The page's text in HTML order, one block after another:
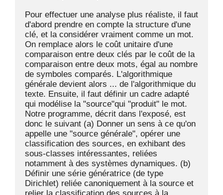
Pour effectuer une analyse plus réaliste, il faut
d'abord prendre en compte la structure d'une
clé, et la considérer vraiment comme un mot.
On remplace alors le coût unitaire d'une
comparaison entre deux clés par le coût de la
comparaison entre deux mots, égal au nombre
de symboles comparés. L'algorithmique
générale devient alors ... de l'algorithmique du
texte. Ensuite, il faut définir un cadre adapté
qui modélise la "source"qui "produit" le mot.
Notre programme, décrit dans l'exposé, est
donc le suivant (a) Donner un sens à ce qu'on
appelle une "source générale", opérer une
classification des sources, en exhibant des
sous-classes intéressantes, reliées
notamment à des systèmes dynamiques. (b)
Définir une série génératrice (de type
Dirichlet) reliée canoniquement à la source et